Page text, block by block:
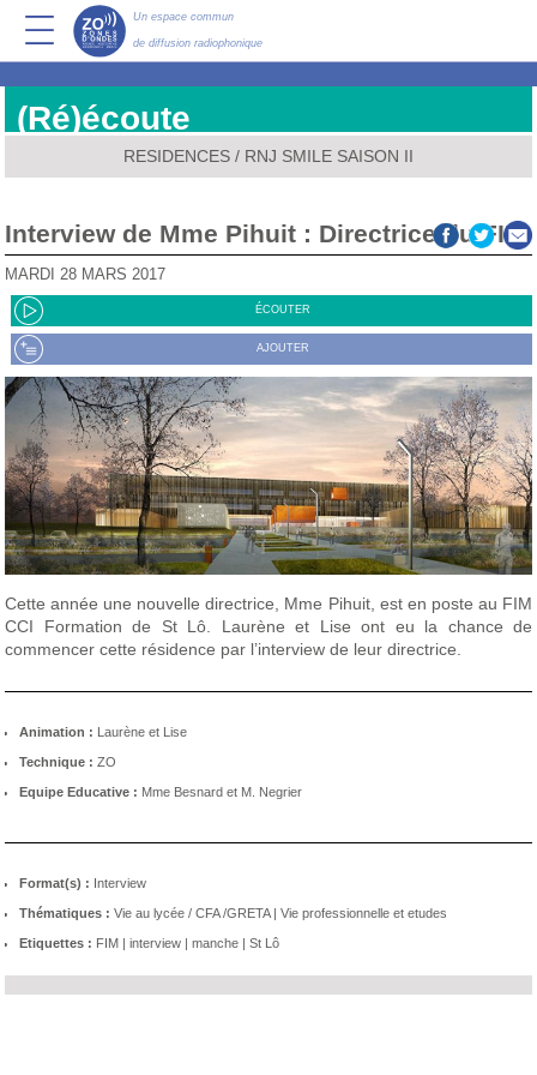
Un espace commun
de diffusion radiophonique
(Ré)écoute
RESIDENCES / RNJ SMILE SAISON II
Interview de Mme Pihuit : Directrice du FIM
MARDI 28 MARS 2017
ÉCOUTER
AJOUTER
Cette année une nouvelle directrice, Mme Pihuit, est en poste au FIM
CCI Formation de St Lô. Laurène et Lise ont eu la chance de
commencer cette résidence par l’interview de leur directrice.
Animation : Laurène et Lise
Technique : ZO
Equipe Educative : Mme Besnard et M. Negrier
Format(s) : Interview
Thématiques : Vie au lycée / CFA /GRETA| Vie professionnelle et etudes
Etiquettes : FIM | interview | manche | St Lô